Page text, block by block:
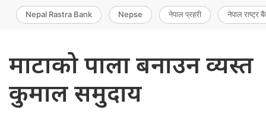
Nepal Rastra Bank Nepse नेपाल प्रहरी नेपाल राष्ट्र
माटाको पाला बनाउन व्यस्त
कुमाल समुदाय